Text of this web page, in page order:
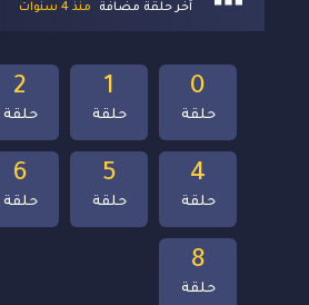
آخر حلقة مضافة منذ 4 سنوات
8
حلقة
6
حلقة
5
حلقة
4
حلقة
2
حلقة
1
حلقة
0
حلقة